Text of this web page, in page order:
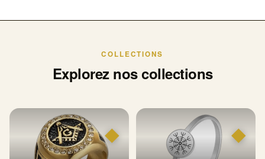
COLLECTIONS
Explorez nos collections
◆ ◆